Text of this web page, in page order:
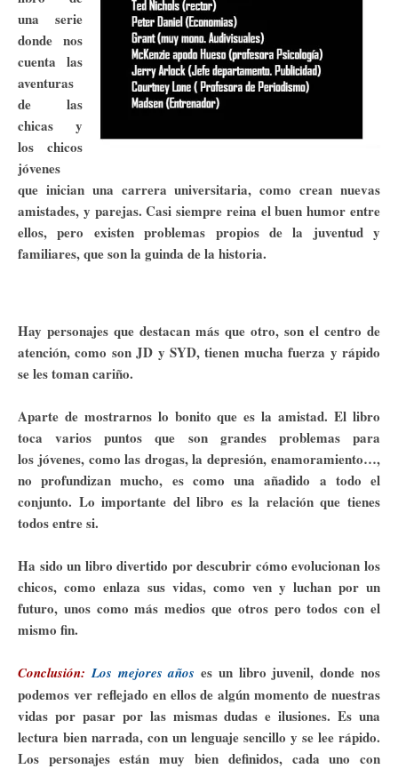
una serie
donde nos
cuenta las
aventuras
de las
chicas y
los chicos
jóvenes
que inician una carrera universitaria, como crean nuevas
amistades, y parejas. Casi siempre reina el buen humor entre
ellos, pero existen problemas propios de la juventud y
familiares, que son la guinda de la historia.
Hay personajes que destacan más que otro, son el centro de
atención, como son JD y SYD, tienen mucha fuerza y rápido
se les toman cariño.
Aparte de mostrarnos lo bonito que es la amistad. El libro
toca varios puntos que son grandes problemas para
los jóvenes, como las drogas, la depresión, enamoramiento…,
no profundizan mucho, es como una añadido a todo el
conjunto. Lo importante del libro es la relación que tienes
todos entre si.
Ha sido un libro divertido por descubrir cómo evolucionan los
chicos, como enlaza sus vidas, como ven y luchan por un
futuro, unos como más medios que otros pero todos con el
mismo fin.
Conclusión: Los mejores añoses un libro juvenil, donde nos
podemos ver reflejado en ellos de algún momento de nuestras
vidas por pasar por las mismas dudas e ilusiones. Es una
lectura bien narrada, con un lenguaje sencillo y se lee rápido.
Los personajes están muy bien definidos, cada uno con